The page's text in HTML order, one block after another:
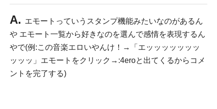
A. エモートっていうスタンプ機能みたいなのがあるん
や エモート一覧から好きなのを選んで感情を表現するん
やで(例:この音楽エロいやんけ！→「エッッッッッッッ
ッッッ」エモートをクリック→:4eroと出てくるからコメ
ントを完了する)